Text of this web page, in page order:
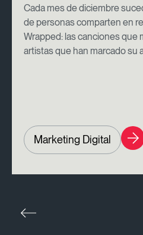
Cada mes de diciembre
de personas comparten en
Wrapped: las canciones que
artistas que han marcado su
Marketing Digital